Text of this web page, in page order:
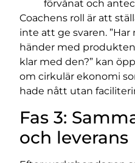
förvånat och
Coachens roll är att
inte att ge svaren.
händer med
klar med den?” kan
om cirkulär ekonomi
hade nått utan
Fas 3:
och leverans